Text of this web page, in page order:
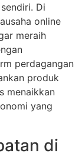
Di
online
meraih
perdagangan
produk
menaikkan
yang
di